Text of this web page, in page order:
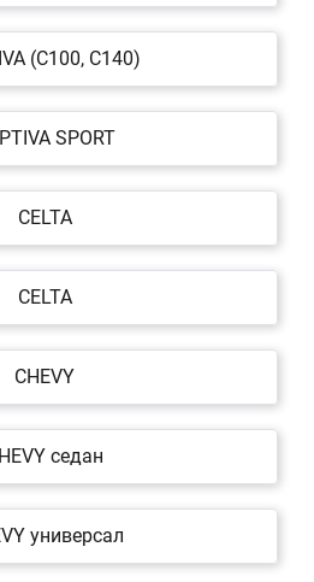
(C100, C140)
SPORT
CELTA
CELTA
CHEVY
седан
универсал